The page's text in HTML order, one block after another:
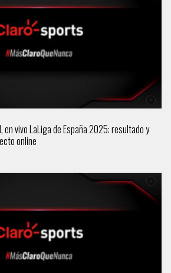
en vivo LaLiga de España 2025: resultado y
online